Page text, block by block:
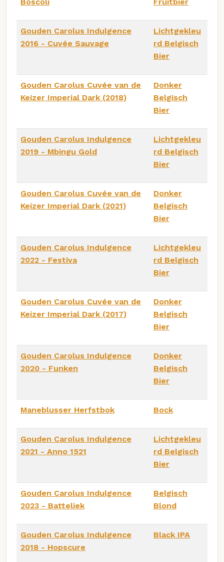
Gouden Carolus Indulgence
2016 - Cuvée Sauvage
Lichtgekleu
rd Belgisch
Bier
Gouden Carolus Cuvée van de
Keizer Imperial Dark (2018)
Donker
Belgisch
Bier
Gouden Carolus Indulgence
2019 - Mbingu Gold
Lichtgekleu
rd Belgisch
Bier
Gouden Carolus Cuvée van de
Keizer Imperial Dark (2021)
Donker
Belgisch
Bier
Gouden Carolus Indulgence
2022 - Festiva
Lichtgekleu
rd Belgisch
Bier
Gouden Carolus Cuvée van de
Keizer Imperial Dark (2017)
Donker
Belgisch
Bier
Gouden Carolus Indulgence
2020 - Funken
Donker
Belgisch
Bier
Maneblusser Herfstbok Bock
Gouden Carolus Indulgence
2021 - Anno 1521
Lichtgekleu
rd Belgisch
Bier
Gouden Carolus Indulgence
2023 - Batteliek
Belgisch
Blond
Gouden Carolus Indulgence
2018 - Hopscure
Black IPA